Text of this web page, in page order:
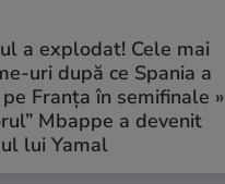
a explodat! Cele mai
uri după ce Spania a
Franța în semifinale »
Mbappe a devenit
lui Yamal